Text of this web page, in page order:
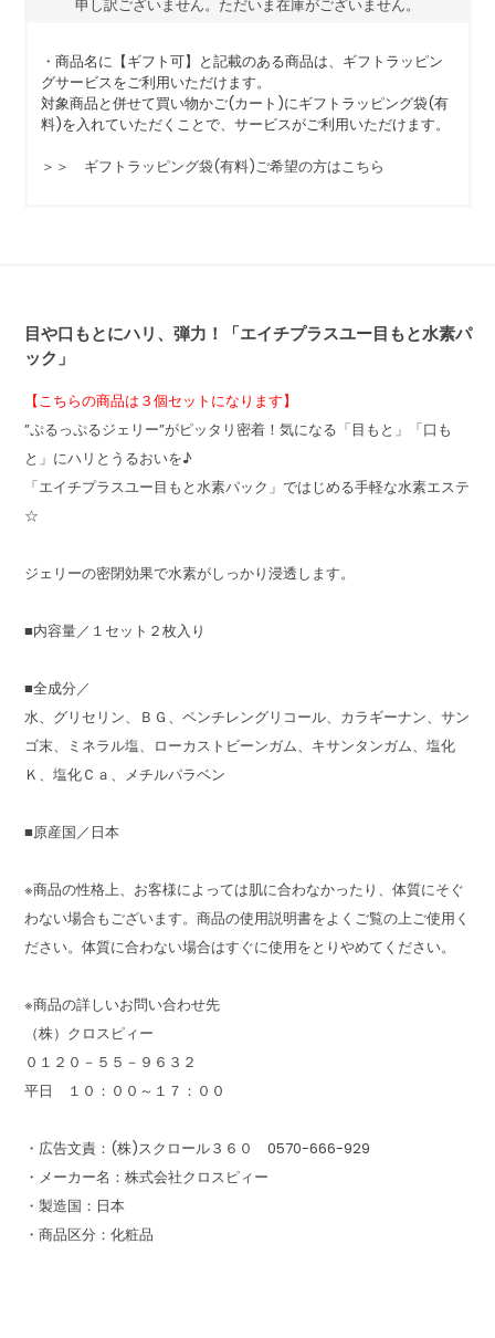
申し訳ございません。ただいま在庫がございません。
・商品名に【ギフト可】と記載のある商品は、ギフトラッピン
グサービスをご利用いただけます。
対象商品と併せて買い物かご(カート)にギフトラッピング袋(有
料)を入れていただくことで、サービスがご利用いただけます。
＞＞ ギフトラッピング袋(有料)ご希望の方はこちら
目や口もとにハリ、弾力！「エイチプラスユー目もと水素パ
ック」
【こちらの商品は３個セットになります】
”ぷるっぷるジェリー”がピッタリ密着！気になる「目もと」「口も
と」にハリとうるおいを♪
「エイチプラスユー目もと水素パック」ではじめる手軽な水素エステ
☆
ジェリーの密閉効果で水素がしっかり浸透します。
■内容量／１セット２枚入り
■全成分／
水、グリセリン、ＢＧ、ペンチレングリコール、カラギーナン、サン
ゴ末、ミネラル塩、ローカストビーンガム、キサンタンガム、塩化
Ｋ、塩化Ｃａ、メチルパラベン
■原産国／日本
※商品の性格上、お客様によっては肌に合わなかったり、体質にそぐ
わない場合もございます。商品の使用説明書をよくご覧の上ご使用く
ださい。体質に合わない場合はすぐに使用をとりやめてください。
※商品の詳しいお問い合わせ先
（株）クロスピィー
０１２０－５５－９６３２
平日 １０：００～１７：００
・広告文責：(株)スクロール３６０ 0570-666-929
・メーカー名：株式会社クロスピィー
・製造国：日本
・商品区分：化粧品